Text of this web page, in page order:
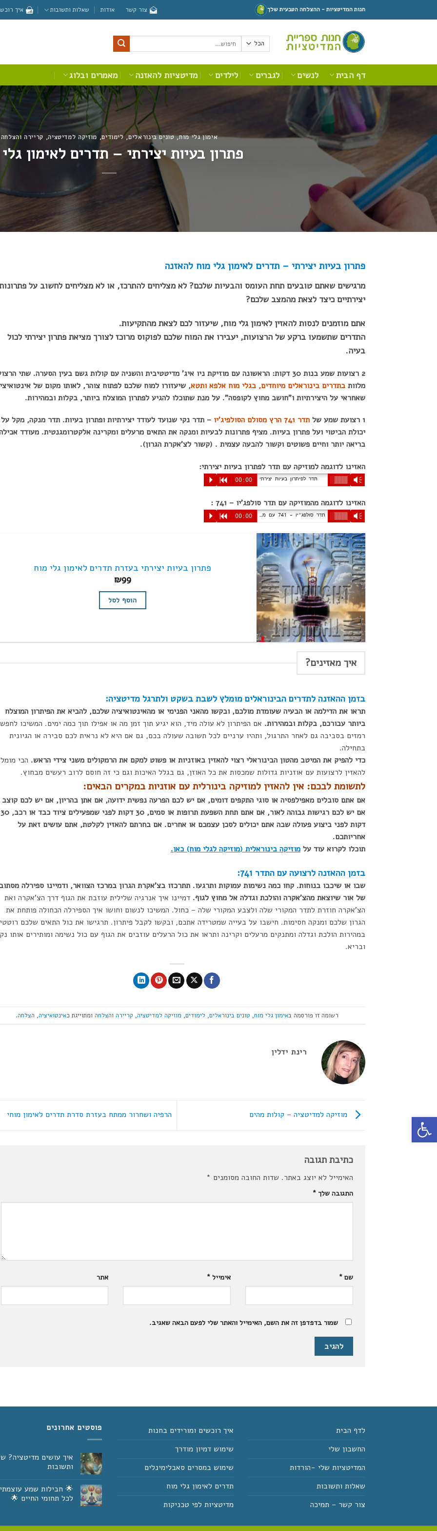
פתח סרגל נגישות
to
חנות המדיטציות - ההצלחה הטבעית שלך צור קשר אודות שאלות ותשובות איך
דף הבית לנשים לגברים לילדים מדיטציות להאזנה מאמרים ובלוג
אימון גלי מוח,טונים בינוראלים,לימודים, מוזיקה למדיטציה, קריירה והצלחה
פתרון בעיות יצירתי – תדרים לאימון
פתרון בעיות יצירתי – תדרים לאימון גלי מוח להאזנה
מרגישים שאתם טובעים תחת העומס והבעיות שלכם? לא מצליחים להתרכז, או לא מצליחים לחשוב על
יצירתיים כיצד לצאת מהמצב שלכם?
אתם מוזמנים לנסות להאזין לאימון גלי מוח, שיעזור לכם לצאת מהתקיעות.
התדרים שתשמעו ברקע של הרצועות, יעבירו את המוח שלכם לפוקוס מרוכז לצורך מציאת פתרון יצירתי לכול
בעיה.
2 רצועות שמע בנות 30 דקות: הראשונה עם מוזיקת ניו איג' מדיטטיבית והשניה עם קולות גשם בעין הסערה. שתי
מלוות בתדרים בינוראלים מיוחדים, בגלי מוח אלפא ותטא, שיעזורו למוח שלכם לפתוח צוהר, לאותו מקום של
שאחראי על היצירתיות ו"חושב מחוץ לקופסה". על מנת שתוכלו להגיע לפתרון המוצלח ביותר, בקלות ובמהירות.
1 רצועת שמע של תדר 741 הרץ מסולם הסולפיג'יו
– תדר נקי שנועד לעודד יצירתיות ופתרון בעיות. תדר מנקה, מקל על
יכולת הביטוי ועל פתרון בעיות. מציף פתרונות לבעיות ומנקה את התאים מרעלים ומקרינה אלקטרומגנטית. מעודד
בריאה יותר וחיים פשוטים וקשור להבעה עצמית . (קשור לצ'אקרת הגרון).
האזינו לדוגמה למוזיקה עם תדר לפתרון בעיות יצירתי:
Vm תדר לפיתרון בעיות יצירתי 00:00
R
P
האזינו לדוגמה מהמוזיקה עם תדר סולפג'יו – 741 :
Vm
00:00
R
P
פתרון בעיות יצירתי בעזרת תדרים לאימון גלי מוח
₪99
הוסף לסל
איך מאזינים?
בזמן ההאזנה לתדרים הבינוראלים מומלץ לשבת בשקט ולתרגל מדיטציה:
תראו את הדילמה או הבעיה שעומדת מולכם, ובקשו מהאני הפנימי או מהאינטואיציה שלכם, להביא את הפיתרון המוצלח
ביותר עבורכם, בקלות ובמהירות. אם הפיתרון לא עולה מיד, הוא יגיע תוך זמן מה או אפילו תוך כמה ימים. המשיכו לחפש
רמזים בסביבה גם לאחר התרגול, ותהיו ערניים לכל תשובה שעולה בכם, גם אם היא לא נראית לכם סבירה או הגיונית
בתחילה.
כדי להפיק את המיטב מהטון הבינוראלי רצוי להאזין באוזניות או פשוט למקם את הרמקולים משני צידי הראש. הכי
להאזין לרצועות עם אוזניות גדולות שמכסות את כל האוזן, גם בגלל האיכות וגם כי זה חוסם לרוב רעשים מבחוץ.
לתשומת לבכם: אין להאזין למוזיקה בינורלית עם אוזניות במקרים הבאים:
אם אתם סובלים מאפילפסיה או סוגי התקפים דומים, אם יש לכם הפרעה נפשית ידועה, אם אתן בהריון, אם יש לכם
אם יש לכם רגישות גבוהה לאור, אם אתם תחת השפעת תרופות או סמים, 30 דקות לפני שמפעילים ציוד כבד או רכב, 30
דקות לפני ביצוע פעולה שבה אתם יכולים לסכן עצמכם או אחרים. אם בחרתם להאזין לקלטת, אתם עושים זאת על
אחריותכם.
תוכלו לקרוא עוד על מוזיקה בינוראלית (מוזיקה לגלי מוח) כאן.
בזמן ההאזנה לרצועה עם התדר 741:
שבו או שיכבו בנוחות. קחו כמה נשימות עמוקות ותרגעו. תתרכזו בצ'אקרת הגרון במרכז הצוואר, ודמיינו ספירלה
של אור שיוצאת מהצ'אקרה והולכת וגדלה אל מחוץ לגוף. דמיינו איך אנרגיה שלילית עוזבת את הגוף דרך הצ'אקרה ואת
הצ'אקרה חוזרת לתדר המקורי שלה ולצבע המקורי שלה – כחול. המשיכו לנשום וחושו איך הספירלה הכחולה פותחת את
הגרון שלכם ומנקה חסימות. חישבו על בעייה שמטרידה אתכם, ובקשו לקבל פיתרון. תרגישו את כול התאים שלכם
במהירות הולכת וגדלה ומתנקים מרעלים וקרינה ותראו את כול הרעלים עוזבים את הגוף עם כול נשימה ומותירים אותו
ובריא.
רשומה זו פורסמה באימון גלי מוח, טונים בינוראלים, לימודים, מוזיקה למדיטציה, קריירה והצלחה ומתוייגת כאינטואיציה, הצלחה.
רינת ידלין
מוזיקה למדיטציה – קולות מהים הרפיה ושחרור ממתח בעזרת סדרת תדרים לאימון מוחי
כתיבת תגובה
האימייל לא יוצג באתר. שדות החובה מסומנים *
התגובה שלך *
שם * אימייל * אתר
שמור בדפדפן זה את השם, האימייל והאתר שלי לפעם הבאה שאגיב.
לדף הבית
החשבון שלי
המדיטציות שלי -הורדות
שאלות ותשובות
צור קשר – תמיכה
איך רוכשים ומורידים בחנות
שימוש דמיון מודרך
שימוש במסרים סאבלימינלים
תדרים לאימון גלי מוח
מדיטציות לפי טכניקות
פוסטים אחרונים
איך עושים מדיטציה?
ותשובות
תגובות
על
איך
עושים
🌟 חבילות שמע
לכל תחומי החיים 🌟
🌟